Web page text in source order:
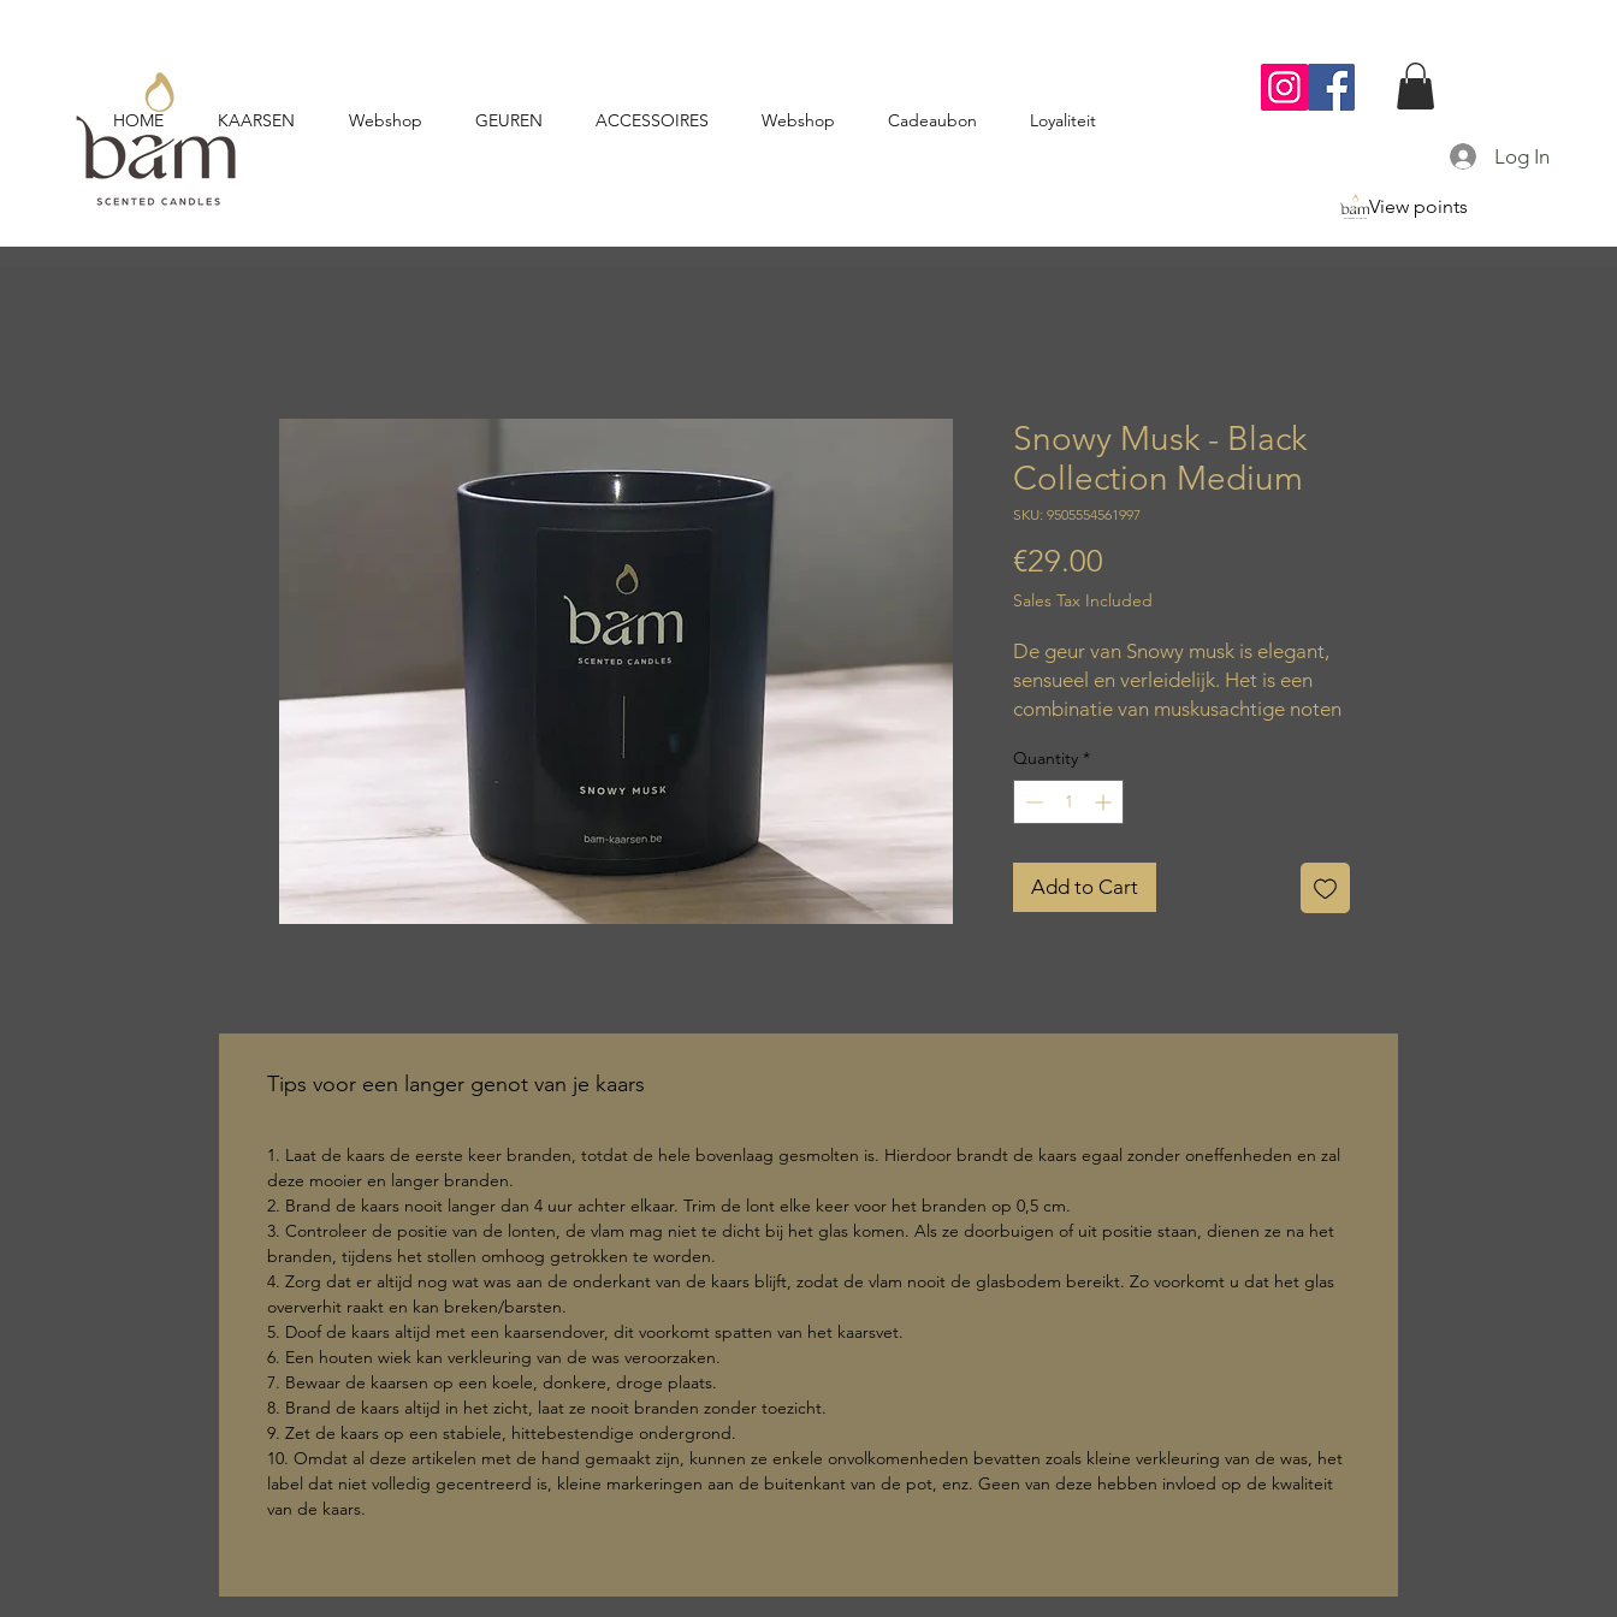
HOME KAARSEN Webshop GEUREN ACCESSOIRES Webshop Cadeaubon Loyaliteit
Log In
View points
Snowy Musk - Black
Collection Medium
SKU: 9505554561997
€29.00
Sales Tax Included
De geur van Snowy musk is elegant,
sensueel en verleidelijk. Het is een
combinatie van muskusachtige noten
heeft een zachte en romige
ondertoon, waardoor het een warm
en rustgevend aroma uitstraalt.
Branduren: 65 uur
Diameter: 8 cm
Quantity *
Add to Cart
Tips voor een langer genot van je kaars
1. Laat de kaars de eerste keer branden, totdat de hele bovenlaag gesmolten is. Hierdoor brandt de kaars egaal zonder oneffenheden en zal
deze mooier en langer branden.
2. Brand de kaars nooit langer dan 4 uur achter elkaar. Trim de lont elke keer voor het branden op 0,5 cm.
3. Controleer de positie van de lonten, de vlam mag niet te dicht bij het glas komen. Als ze doorbuigen of uit positie staan, dienen ze na het
branden, tijdens het stollen omhoog getrokken te worden.
4. Zorg dat er altijd nog wat was aan de onderkant van de kaars blijft, zodat de vlam nooit de glasbodem bereikt. Zo voorkomt u dat het glas
oververhit raakt en kan breken/barsten.
5. Doof de kaars altijd met een kaarsendover, dit voorkomt spatten van het kaarsvet.
6. Een houten wiek kan verkleuring van de was veroorzaken.
7. Bewaar de kaarsen op een koele, donkere, droge plaats.
8. Brand de kaars altijd in het zicht, laat ze nooit branden zonder toezicht.
9. Zet de kaars op een stabiele, hittebestendige ondergrond.
10. Omdat al deze artikelen met de hand gemaakt zijn, kunnen ze enkele onvolkomenheden bevatten zoals kleine verkleuring van de was, het
label dat niet volledig gecentreerd is, kleine markeringen aan de buitenkant van de pot, enz. Geen van deze hebben invloed op de kwaliteit
van de kaars.